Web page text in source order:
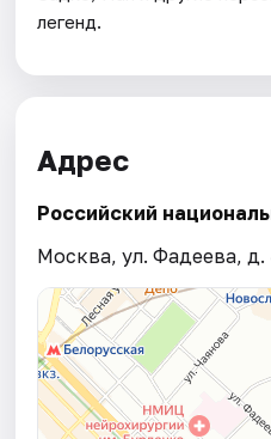
легенд.
Адрес
Российский
Москва, ул. Фадеева, д.